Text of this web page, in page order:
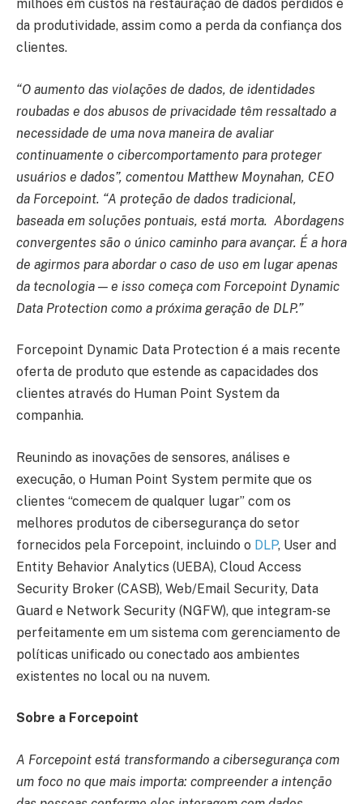
milhões em custos na restauração de dados perdidos e
da produtividade, assim como a perda da confiança dos
clientes.
“O aumento das violações de dados, de identidades
roubadas e dos abusos de privacidade têm ressaltado a
necessidade de uma nova maneira de avaliar
continuamente o cibercomportamento para proteger
usuários e dados”, comentou Matthew Moynahan, CEO
da Forcepoint. “A proteção de dados tradicional,
baseada em soluções pontuais, está morta. Abordagens
convergentes são o único caminho para avançar. É a hora
de agirmos para abordar o caso de uso em lugar apenas
da tecnologia — e isso começa com Forcepoint Dynamic
Data Protection como a próxima geração de DLP.”
Forcepoint Dynamic Data Protection é a mais recente
oferta de produto que estende as capacidades dos
clientes através do Human Point System da
companhia.
Reunindo as inovações de sensores, análises e
execução, o Human Point System permite que os
clientes “comecem de qualquer lugar” com os
melhores produtos de cibersegurança do setor
fornecidos pela Forcepoint, incluindo o DLP, User and
Entity Behavior Analytics (UEBA), Cloud Access
Security Broker (CASB), Web/Email Security, Data
Guard e Network Security (NGFW), que integram-se
perfeitamente em um sistema com gerenciamento de
políticas unificado ou conectado aos ambientes
existentes no local ou na nuvem.
Sobre a Forcepoint
A Forcepoint está transformando a cibersegurança com
um foco no que mais importa: compreender a intenção